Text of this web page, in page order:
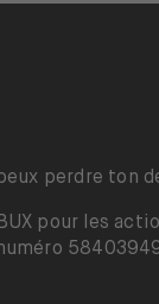
perdre ton
pour les